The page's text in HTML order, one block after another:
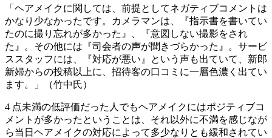
「ヘアメイクに関しては、前提としてネガティブコメントは
かなり少なかったです。カメラマンは、『指示書を書いてい
たのに撮り忘れが多かった』、『意図しない撮影をされ
た』。その他には『司会者の声が聞きづらかった』。サービ
ススタッフには、『対応が悪い』という声も出ていて、新郎
新婦からの投稿以上に、招待客の口コミに一層色濃く出てい
ます。」（竹中氏）
4 点未満の低評価だった人でもヘアメイクにはポジティブコ
メントが多かったということは、それ以外に不満を感じなが
ら当日ヘアメイクの対応によって多少なりとも緩和されてい